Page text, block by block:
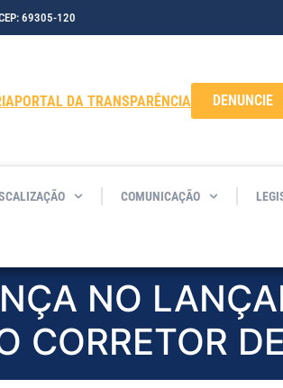
69305-120
PORTAL DA TRANSPARÊNCIA DENUNCIE
COMUNICAÇÃO
NO
CORRETOR